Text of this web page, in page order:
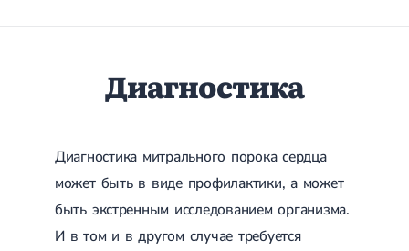
Диффузный токсический зоб (Базедова болезнь)
Подострый тиреоидит
Аутоиммунный тиреоидит
Гипертиреоз
Гипотиреоз
Диагностика
Диагностика митрального порока сердца
может быть в виде профилактики, а может
быть экстренным исследованием организма.
И в том и в другом случае требуется